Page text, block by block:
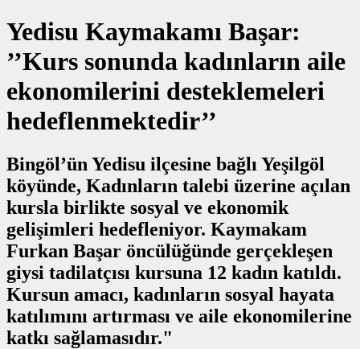
Yedisu Kaymakamı Başar:
’’Kurs sonunda kadınların aile
ekonomilerini desteklemeleri
hedeflenmektedir’’
Bingöl’ün Yedisu ilçesine bağlı Yeşilgöl
köyünde, Kadınların talebi üzerine açılan
kursla birlikte sosyal ve ekonomik
gelişimleri hedefleniyor. Kaymakam
Furkan Başar öncülüğünde gerçekleşen
giysi tadilatçısı kursuna 12 kadın katıldı.
Kursun amacı, kadınların sosyal hayata
katılımını artırması ve aile ekonomilerine
katkı sağlamasıdır."